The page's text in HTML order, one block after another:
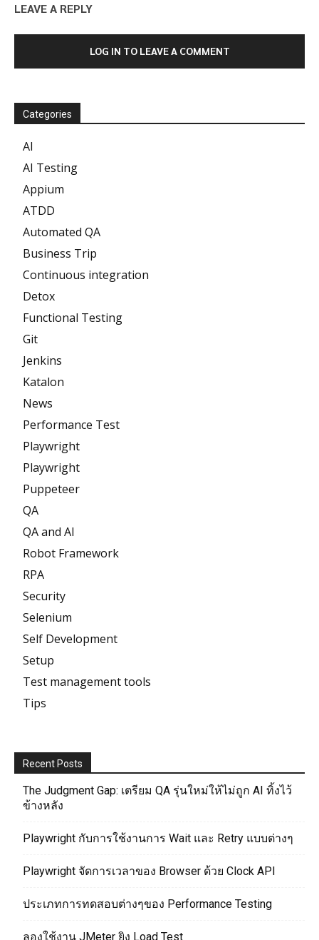
LEAVE A REPLY
LOG IN TO LEAVE A COMMENT
Categories
AI
AI Testing
Appium
ATDD
Automated QA
Business Trip
Continuous integration
Detox
Functional Testing
Git
Jenkins
Katalon
News
Performance Test
Playwright
Playwright
Puppeteer
QA
QA and AI
Robot Framework
RPA
Security
Selenium
Self Development
Setup
Test management tools
Tips
Recent Posts
The Judgment Gap: เตรียม QA รุ่นใหม่ให้ไม่ถูก AI ทิ้งไว้
ข้างหลัง
Playwright กับการใช้งานการ Wait และ Retry แบบต่างๆ
Playwright จัดการเวลาของ Browser ด้วย Clock API
ประเภทการทดสอบต่างๆของ Performance Testing
ลองใช้งาน JMeter ยิง Load Test